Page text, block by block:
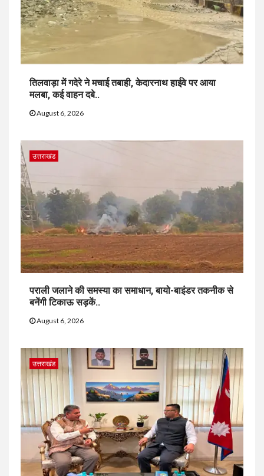
तिलवाड़ा में गदेरे ने मचाई तबाही, केदारनाथ हाईवे पर आया
मलबा, कई वाहन दबे..
August 6, 2026
उत्तराखंड
पराली जलाने की समस्या का समाधान, बायो-बाइंडर तकनीक से
बनेंगी टिकाऊ सड़कें..
August 6, 2026
उत्तराखंड